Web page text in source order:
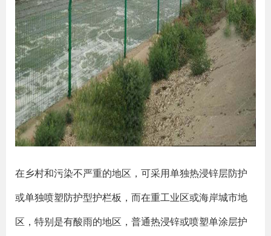
在乡村和污染不严重的地区，可采用单独热浸锌层防护
或单独喷塑防护型护栏板，而在重工业区或海岸城市地
区，特别是有酸雨的地区，普通热浸锌或喷塑单涂层护